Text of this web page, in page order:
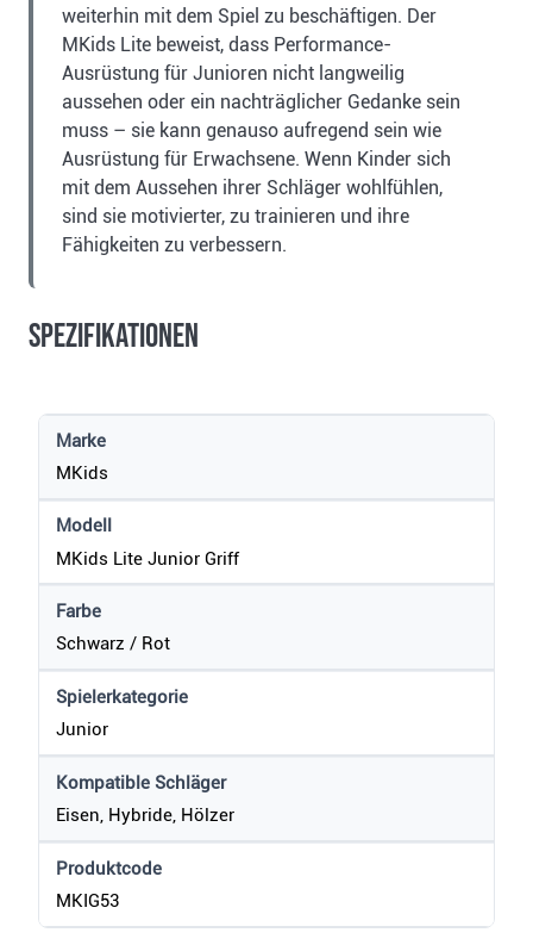
weiterhin mit dem Spiel zu beschäftigen. Der
MKids Lite beweist, dass Performance-
Ausrüstung für Junioren nicht langweilig
aussehen oder ein nachträglicher Gedanke sein
muss – sie kann genauso aufregend sein wie
Ausrüstung für Erwachsene. Wenn Kinder sich
mit dem Aussehen ihrer Schläger wohlfühlen,
sind sie motivierter, zu trainieren und ihre
Fähigkeiten zu verbessern.
Spezifikationen
Marke
MKids
Modell
MKids Lite Junior Griff
Farbe
Schwarz / Rot
Spielerkategorie
Junior
Kompatible Schläger
Eisen, Hybride, Hölzer
Produktcode
MKIG53